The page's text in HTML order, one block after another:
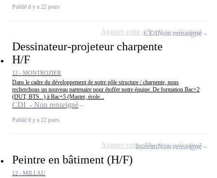
Publié il y a 22 jours
Dessinateur-projeteur charpente
H/F
12 - MONTROZIER
Dans le cadre du développement de notre pôle structure / charpente, nous
recherchons un nouveau partenaire pour étoffer notre équipe. De formation Bac+2
(DUT, BTS...) à Bac+5 (Master, école...
CDI - Non renseigné
Publié il y a 22 jours
CDINon renseigné
Ajouter cette offre à ma sélection
Peintre en bâtiment (H/F)
12 - MILLAU
IntérimNon renseigné
Ajouter cette offre à ma sélection